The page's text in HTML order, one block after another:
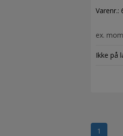
Varenr.:
ex.
Ikke på
1